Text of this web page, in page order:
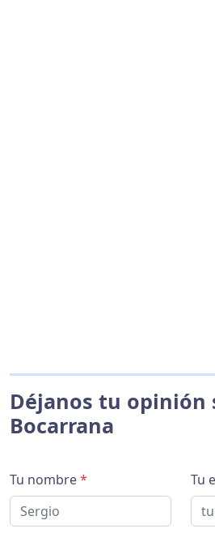
Déjanos tu opinión
Bocarrana
Tu nombre* Tu